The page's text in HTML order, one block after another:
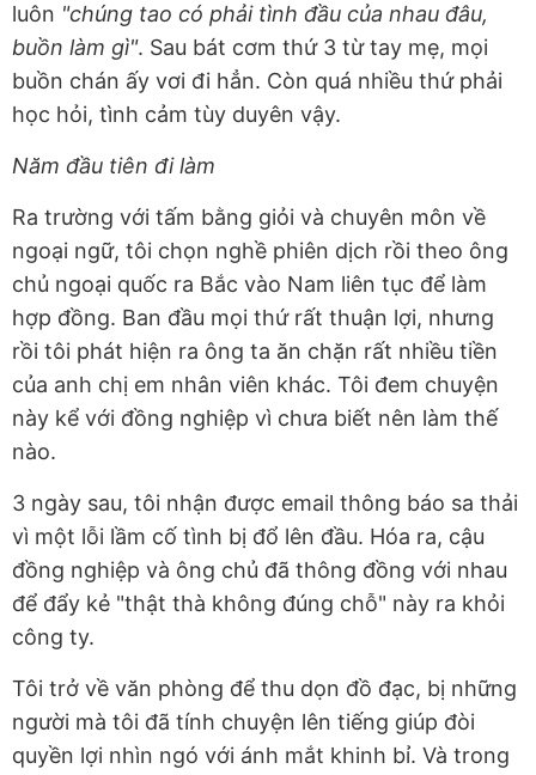
luôn "chúng tao có phải tình đầu của nhau đâu,
buồn làm gì". Sau bát cơm thứ 3 từ tay mẹ, mọi
buồn chán ấy vơi đi hẳn. Còn quá nhiều thứ phải
học hỏi, tình cảm tùy duyên vậy.
Năm đầu tiên đi làm
Ra trường với tấm bằng giỏi và chuyên môn về
ngoại ngữ, tôi chọn nghề phiên dịch rồi theo ông
chủ ngoại quốc ra Bắc vào Nam liên tục để làm
hợp đồng. Ban đầu mọi thứ rất thuận lợi, nhưng
rồi tôi phát hiện ra ông ta ăn chặn rất nhiều tiền
của anh chị em nhân viên khác. Tôi đem chuyện
này kể với đồng nghiệp vì chưa biết nên làm thế
nào.
3 ngày sau, tôi nhận được email thông báo sa thải
vì một lỗi lầm cố tình bị đổ lên đầu. Hóa ra, cậu
đồng nghiệp và ông chủ đã thông đồng với nhau
để đẩy kẻ "thật thà không đúng chỗ" này ra khỏi
công ty.
Tôi trở về văn phòng để thu dọn đồ đạc, bị những
người mà tôi đã tính chuyện lên tiếng giúp đòi
quyền lợi nhìn ngó với ánh mắt khinh bỉ. Và trong